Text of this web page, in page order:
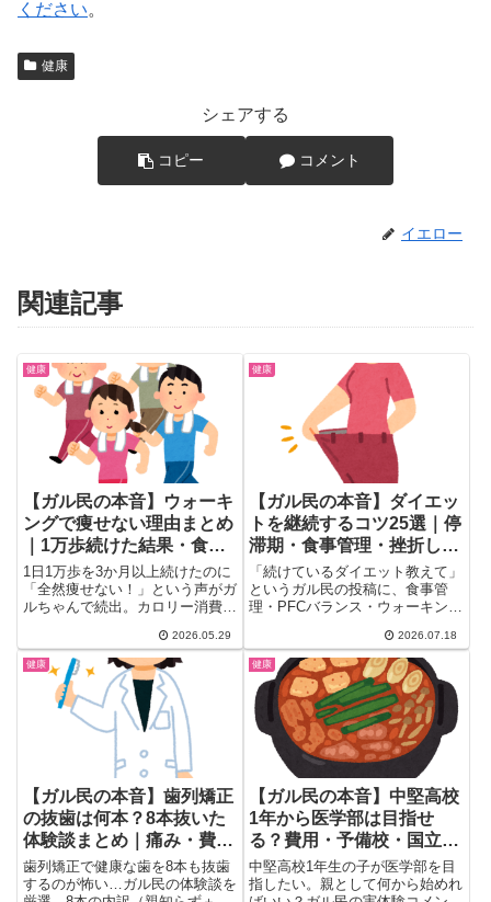
ください。
健康
シェアする
コピー コメント
イエロー
関連記事
健康
【ガル民の本音】ウォーキ
ングで痩せない理由まとめ
｜1万歩続けた結果・食事
との関係・代替運動
1日1万歩を3か月以上続けたのに
「全然痩せない！」という声がガ
ルちゃんで続出。カロリー消費の
担・更年期女性特有の問題点、そ
して実際に痩せた人の成功法ま
で、30〜50代女性のリアルな声
20選を一気にまとめました。
2026.05.29
健康
【ガル民の本音】ダイエッ
トを継続するコツ25選｜停
滞期・食事管理・挫折しな
い習慣まとめ
「続けているダイエット教えて」
というガル民の投稿に、食事管
理・PFCバランス・ウォーキン
実践的な回答が続々集まりまし
た。停滞期の乗り越え方や挫折し
ない習慣化のコツを、ガル民のリ
アルな体験談25選でまとめて紹
介します。
2026.07.18
健康
【ガル民の本音】歯列矯正
の抜歯は何本？8本抜いた
体験談まとめ｜痛み・費
用・後悔は
歯列矯正で健康な歯を8本も抜歯
するのが怖い…ガル民の体験談を
健康
【ガル民の本音】中堅高校
1年から医学部は目指せ
る？費用・予備校・国立合
格例まとめ｜親のサポート
術も
中堅高校1年生の子が医学部を目
指したい。親として何から始めれ